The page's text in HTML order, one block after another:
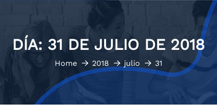
DÍA: 31 DE JULIO DE 2018
Home 2018 julio 31